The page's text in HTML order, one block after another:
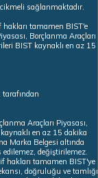
sağlanmaktadır.
tamamen BIST'e
Borçlanma Araçları
BIST kaynaklı en az 15
Araçları Piyasası,
en az 15 dakika
Marka Belgesi altında
değiştirilemez.
hakları tamamen BIST'ye
doğruluğu ve tamlığı